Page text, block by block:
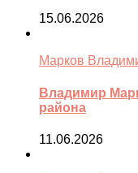
15.06.2026
Марков
Владимир
района
11.06.2026